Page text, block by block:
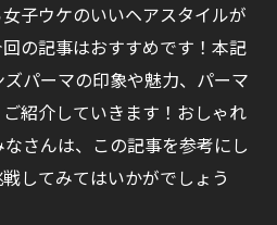
子ウケのいいヘアスタイルが
の記事はおすすめです！本記
パーマの印象や魅力、パーマ
紹介していきます！おしゃれ
さんは、この記事を参考にし
してみてはいかがでしょう